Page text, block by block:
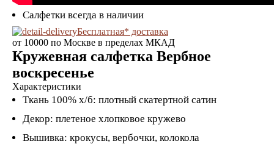
Салфетки всегда в наличии
Бесплатная* доставка
от 10000 по Москве в пределах МКАД
Кружевная салфетка Вербное
воскресенье
Характеристики
Ткань 100% х/б: плотный скатертной сатин
Декор: плетеное хлопковое кружево
Вышивка: крокусы, вербочки, колокола